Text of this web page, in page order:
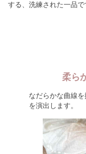
する、洗練された一品で
柔ら
なだらかな曲線
を演出します。